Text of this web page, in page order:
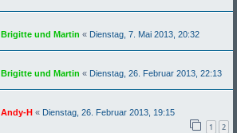
Brigitte und Martin « Dienstag, 7. Mai 2013, 20:32
Brigitte und Martin « Dienstag, 26. Februar 2013, 22:13
Andy-H « Dienstag, 26. Februar 2013, 19:15
1 2